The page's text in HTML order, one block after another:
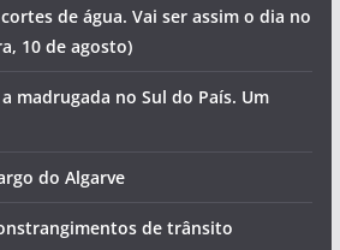
de água. Vai ser assim o dia no
10 de agosto)
madrugada no Sul do País. Um
do Algarve
de trânsito